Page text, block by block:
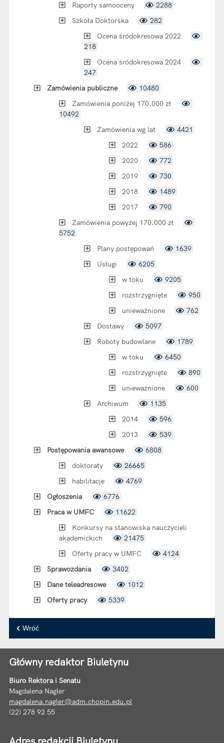
Raporty samooceny
2288
Szkoła Doktorska
282
Ocena śródokresowa 2022
218
Ocena śródokresowa 2024
247
Zamówienia publiczne
10480
Zamówienia poniżej 170.000 zł
10492
Zamówienia wg lat
4421
2022
586
2020
772
2019
730
2018
1489
2017
790
Zamówienia powyżej 170.000 zł
5752
Plany postępowań
1639
Usługi
6205
w toku
9205
rozstrzygnięte
950
unieważnione
762
Dostawy
5097
Roboty budowlane
1789
w toku
6450
rozstrzygnięte
890
unieważnione
600
Archiwum
1135
2014
596
2013
539
Postępowania awansowe
6808
doktoraty
26665
habilitacje
4769
Ogłoszenia
6776
Praca w UMFC
11622
Konkursy na stanowiska nauczycieli
akademickich
21475
Oferty pracy w UMFC
4124
Sprawozdania
3402
Dane teleadresowe
1012
Oferty pracy
5339
Wróć
Główny redaktor Biuletynu
Biuro Rektora i Senatu
Magdalena Nagler
magdalena.nagler@adm.chopin.edu.pl
(22) 278 92 55